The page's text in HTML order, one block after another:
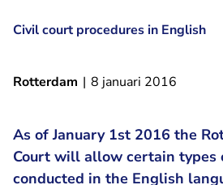
Civil court procedures in English
Rotterdam | 8 januari 2016
As of January 1st 2016 the
Court will allow certain types
conducted in the English